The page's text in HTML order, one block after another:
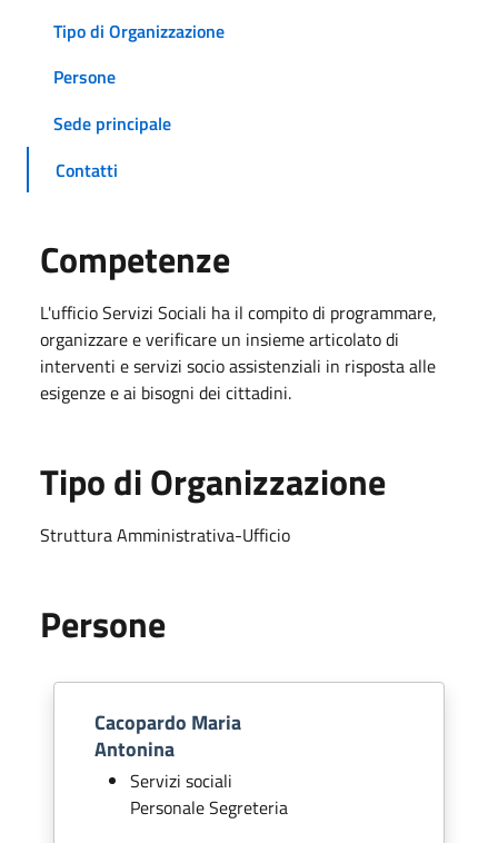
Tipo di Organizzazione
Persone
Sede principale
Contatti
Competenze
L'ufficio Servizi Sociali ha il compito di programmare,
organizzare e verificare un insieme articolato di
interventi e servizi socio assistenziali in risposta alle
esigenze e ai bisogni dei cittadini.
Tipo di Organizzazione
Struttura Amministrativa-Ufficio
Persone
Cacopardo Maria
Antonina
Servizi sociali
Personale Segreteria